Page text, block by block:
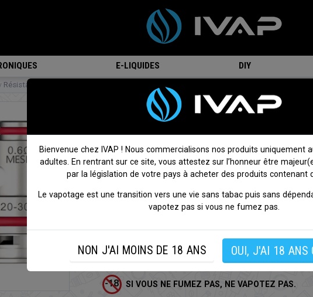
E-LIQUIDES DIY
Résistances GTX Meshed Coil - Résistance - Vaporesso
GTX Meshed Coil - Résistance -
Vaporesso
3 avis Donnez votre avis
Résistance GTX Meshed 0.2ohm : en mesh à
Résistance GTX Meshed 0.6ohm : en mesh à
SI VOUS NE FUMEZ PAS, NE VAPOTEZ PAS.
Bienvenue chez IVAP ! Nous commercialisons nos produits uniquement
adultes. En rentrant sur ce site, vous attestez sur l’honneur être
par la législation de votre pays à acheter des produits contenant
Le vapotage est une transition vers une vie sans tabac puis sans
vapotez pas si vous ne fumez pas.
NON J'AI MOINS DE 18 ANS OUI, J'AI 18 ANS